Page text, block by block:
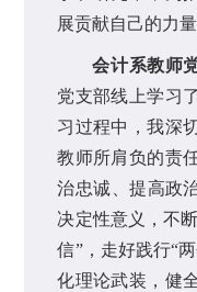
展贡献自己的力量
会计系教师
党支部线上学习
习过程中，我深
教师所肩负的责
治忠诚、提高政
决定性意义，不
信”，走好践行“
化理论武装，健